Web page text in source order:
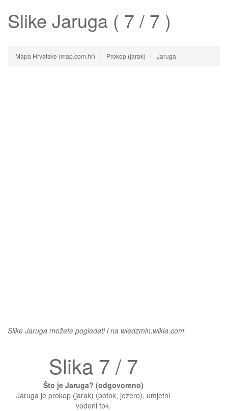
Slike Jaruga ( 7 / 7 )
Mapa Hrvatske (map.com.hr) Prokop (jarak) Jaruga
Slike Jaruga možete pogledati i na wiedzmin.wikia.com.
Slika 7 / 7
Što je Jaruga? (odgovoreno)
Jaruga je prokop (jarak) (potok, jezero), umjetni
vodeni tok.